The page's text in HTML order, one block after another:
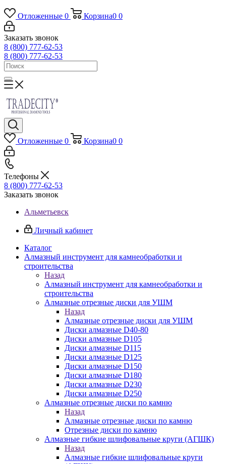
Отложенные 0 Корзина0 0
Заказать звонок
8 (800) 777-62-53
8 (800) 777-62-53
Отложенные 0 Корзина0 0
Телефоны
8 (800) 777-62-53
Заказать звонок
Альметьевск
Личный кабинет
Каталог
Алмазный инструмент для камнеобработки и
строительства
Назад
Алмазный инструмент для камнеобработки и
строительства
Алмазные отрезные диски для УШМ
Назад
Алмазные отрезные диски для УШМ
Диски алмазные D40-80
Диски алмазные D105
Диски алмазные D115
Диски алмазные D125
Диски алмазные D150
Диски алмазные D180
Диски алмазные D230
Диски алмазные D250
Алмазные отрезные диски по камню
Назад
Алмазные отрезные диски по камню
Отрезные диски по камню
Алмазные гибкие шлифовальные круги (АГШК)
Назад
Алмазные гибкие шлифовальные круги